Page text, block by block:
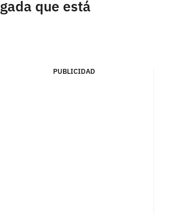
que está
PUBLICIDAD